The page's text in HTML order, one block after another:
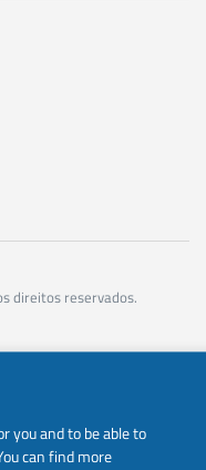
direitos reservados.
you and to be able to
can find more